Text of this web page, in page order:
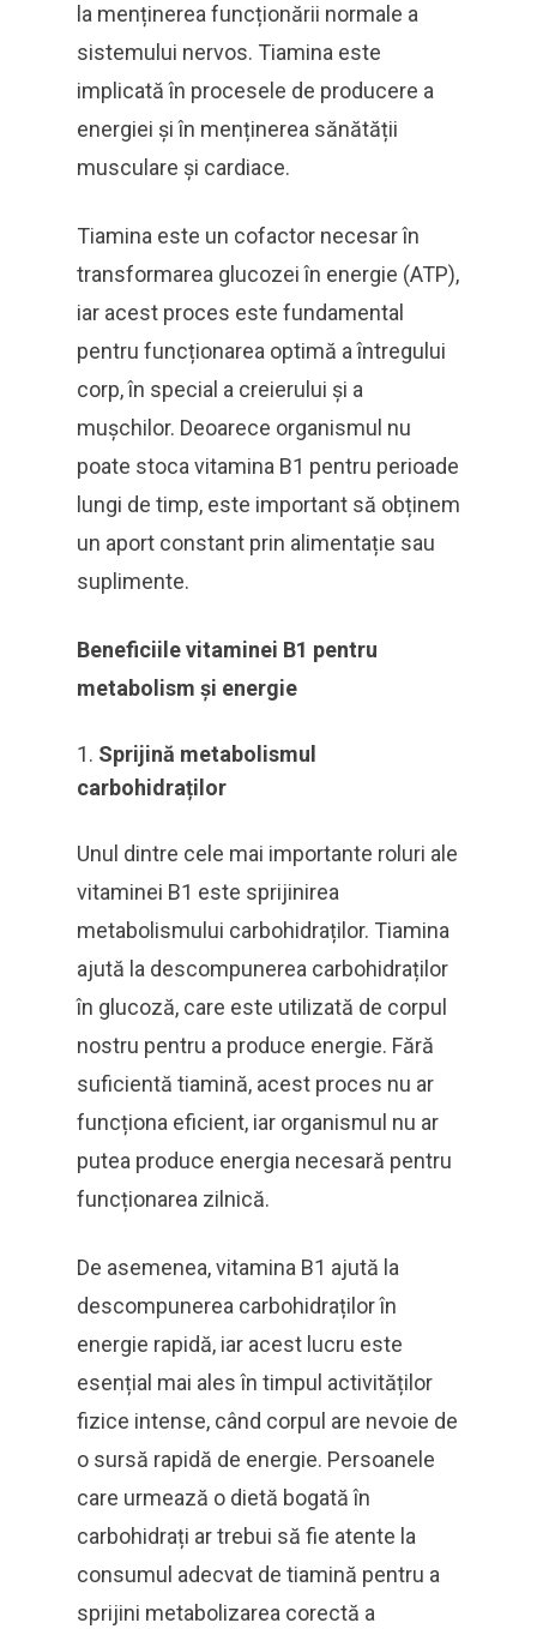
la menținerea funcționării normale a
sistemului nervos. Tiamina este
implicată în procesele de producere a
energiei și în menținerea sănătății
musculare și cardiace.
Tiamina este un cofactor necesar în
transformarea glucozei în energie (ATP),
iar acest proces este fundamental
pentru funcționarea optimă a întregului
corp, în special a creierului și a
mușchilor. Deoarece organismul nu
poate stoca vitamina B1 pentru perioade
lungi de timp, este important să obținem
un aport constant prin alimentație sau
suplimente.
Beneficiile vitaminei B1 pentru
metabolism și energie
Sprijină metabolismul
carbohidraților
Unul dintre cele mai importante roluri ale
vitaminei B1 este sprijinirea
metabolismului carbohidraților. Tiamina
ajută la descompunerea carbohidraților
în glucoză, care este utilizată de corpul
nostru pentru a produce energie. Fără
suficientă tiamină, acest proces nu ar
funcționa eficient, iar organismul nu ar
putea produce energia necesară pentru
funcționarea zilnică.
De asemenea, vitamina B1 ajută la
descompunerea carbohidraților în
energie rapidă, iar acest lucru este
esențial mai ales în timpul activităților
fizice intense, când corpul are nevoie de
o sursă rapidă de energie. Persoanele
care urmează o dietă bogată în
carbohidrați ar trebui să fie atente la
consumul adecvat de tiamină pentru a
sprijini metabolizarea corectă a